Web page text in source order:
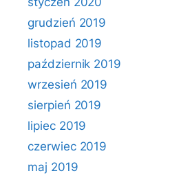
grudzień 2019
listopad 2019
październik 2019
wrzesień 2019
sierpień 2019
lipiec 2019
czerwiec 2019
maj 2019